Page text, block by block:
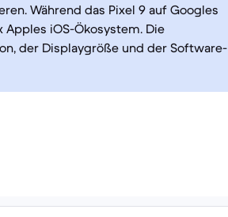
Während das Pixel 9 auf Googles
iOS-Ökosystem. Die
der Displaygröße und der Software-